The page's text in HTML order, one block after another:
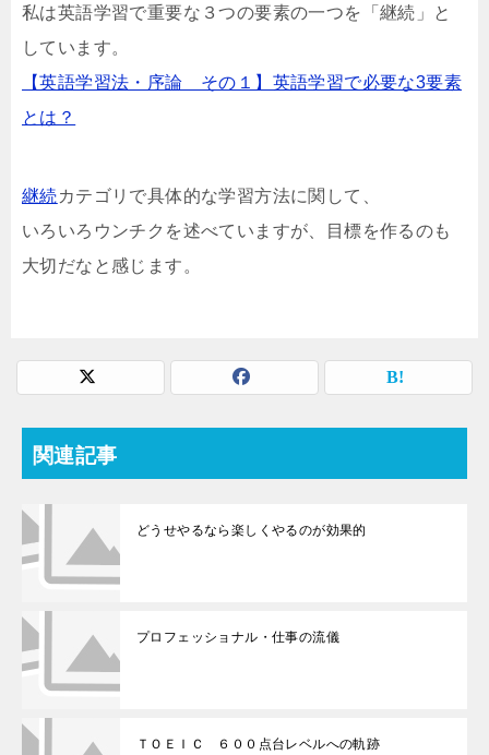
私は英語学習で重要な３つの要素の一つを「継続」と
しています。
【英語学習法・序論 その１】英語学習で必要な3要素
とは？
継続カテゴリで具体的な学習方法に関して、
いろいろウンチクを述べていますが、目標を作るのも
大切だなと感じます。
関連記事
どうせやるなら楽しくやるのが効果的
プロフェッショナル・仕事の流儀
ＴＯＥＩＣ ６００点台レベルへの軌跡